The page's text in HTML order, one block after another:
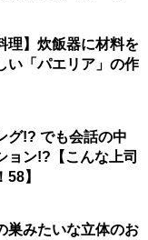
理】炊飯器に材料を
い「パエリア」の作
グ!? でも会話の中
ョン!?【こんな上司
58】
巣みたいな立体のお